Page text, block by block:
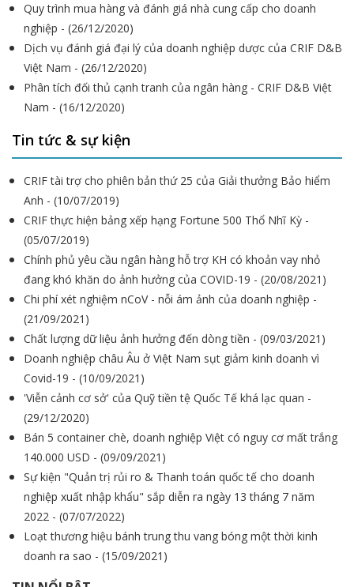
Quy trình mua hàng và đánh giá nhà cung cấp cho doanh
nghiệp - (26/12/2020)
Dịch vụ đánh giá đại lý của doanh nghiệp dược của CRIF D&B
Việt Nam - (26/12/2020)
Phân tích đối thủ cạnh tranh của ngân hàng - CRIF D&B Việt
Nam - (16/12/2020)
Tin tức & sự kiện
CRIF tài trợ cho phiên bản thứ 25 của Giải thưởng Bảo hiểm
Anh - (10/07/2019)
CRIF thực hiện bảng xếp hạng Fortune 500 Thổ Nhĩ Kỳ -
(05/07/2019)
Chính phủ yêu cầu ngân hàng hỗ trợ KH có khoản vay nhỏ
đang khó khăn do ảnh hưởng của COVID-19 - (20/08/2021)
Chi phí xét nghiệm nCoV - nỗi ám ảnh của doanh nghiệp -
(21/09/2021)
Chất lượng dữ liệu ảnh hưởng đến dòng tiền - (09/03/2021)
Doanh nghiệp châu Âu ở Việt Nam sụt giảm kinh doanh vì
Covid-19 - (10/09/2021)
'Viễn cảnh cơ sở' của Quỹ tiền tệ Quốc Tế khá lạc quan -
(29/12/2020)
Bán 5 container chè, doanh nghiệp Việt có nguy cơ mất trắng
140.000 USD - (09/09/2021)
Sự kiện "Quản trị rủi ro & Thanh toán quốc tế cho doanh
nghiệp xuất nhập khẩu" sắp diễn ra ngày 13 tháng 7 năm
2022 - (07/07/2022)
Loạt thương hiệu bánh trung thu vang bóng một thời kinh
doanh ra sao - (15/09/2021)